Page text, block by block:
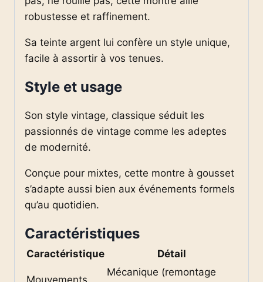
robustesse et raffinement.
Sa teinte argent lui confère un style unique,
facile à assortir à vos tenues.
Style et usage
Son style vintage, classique séduit les
passionnés de vintage comme les adeptes
de modernité.
Conçue pour mixtes, cette montre à gousset
s’adapte aussi bien aux événements formels
qu’au quotidien.
Caractéristiques
Caractéristique Détail
Mouvements
Mécanique (remontage